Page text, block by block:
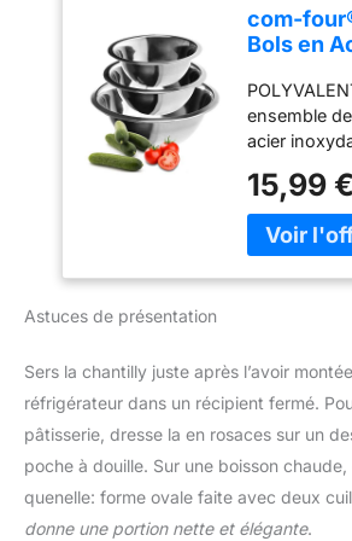
RÉPARABLE
ANS À UN
vous
faire réparer
dans notre
réparation
monde
dure plus
com-
Bols en
ensemble
acier
servir des
collations ou
à mélanger
qualité et
traités. Les
look !
conception
bols en
différentes
15,99 €
Astuces de présentation
Sers la chantilly juste après l’avoir
réfrigérateur dans un récipient fermé.
pâtisserie, dresse la en rosaces sur un
poche à douille. Sur une boisson
quenelle: forme ovale faite avec deux
donne une portion nette et élégante.